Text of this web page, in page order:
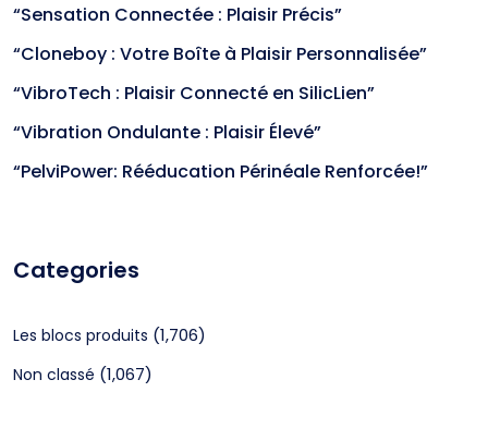
“Sensation Connectée : Plaisir Précis”
“Cloneboy : Votre Boîte à Plaisir Personnalisée”
“VibroTech : Plaisir Connecté en SilicLien”
“Vibration Ondulante : Plaisir Élevé”
“PelviPower: Rééducation Périnéale Renforcée!”
Categories
Les blocs produits (1,706)
Non classé (1,067)